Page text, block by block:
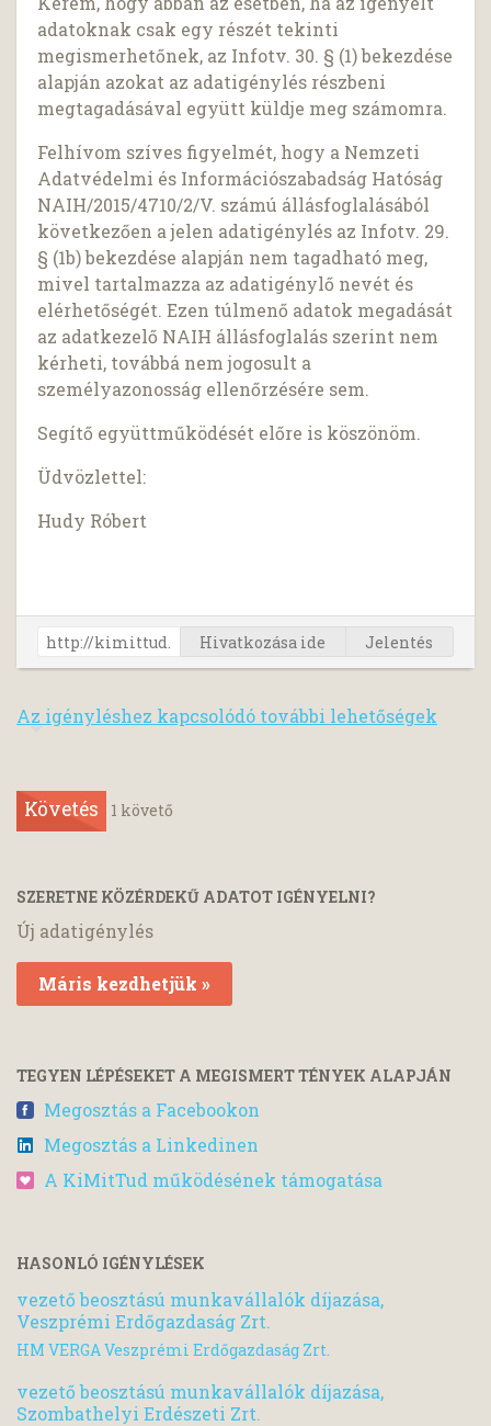
adatoknak csak egy részét tekinti
megismerhetőnek, az Infotv. 30. § (1) bekezdése
alapján azokat az adatigénylés részbeni
megtagadásával együtt küldje meg számomra.
Felhívom szíves figyelmét, hogy a Nemzeti
Adatvédelmi és Információszabadság Hatóság
NAIH/2015/4710/2/V. számú állásfoglalásából
következően a jelen adatigénylés az Infotv. 29.
§ (1b) bekezdése alapján nem tagadható meg,
mivel tartalmazza az adatigénylő nevét és
elérhetőségét. Ezen túlmenő adatok megadását
az adatkezelő NAIH állásfoglalás szerint nem
kérheti, továbbá nem jogosult a
személyazonosság ellenőrzésére sem.
Segítő együttműködését előre is köszönöm.
Üdvözlettel:
Hudy Róbert
Hivatkozása ide Jelentés
Az igényléshez kapcsolódó további lehetőségek
Követés 1 követő
SZERETNE KÖZÉRDEKŰ ADATOT IGÉNYELNI?
Új adatigénylés
Máris kezdhetjük »
TEGYEN LÉPÉSEKET A MEGISMERT TÉNYEK ALAPJÁN
Megosztás a Facebookon
Megosztás a Linkedinen
A KiMitTud működésének támogatása
HASONLÓ IGÉNYLÉSEK
vezető beosztású munkavállalók díjazása,
Veszprémi Erdőgazdaság Zrt.
HM VERGA Veszprémi Erdőgazdaság Zrt.
vezető beosztású munkavállalók díjazása,
Szombathelyi Erdészeti Zrt.